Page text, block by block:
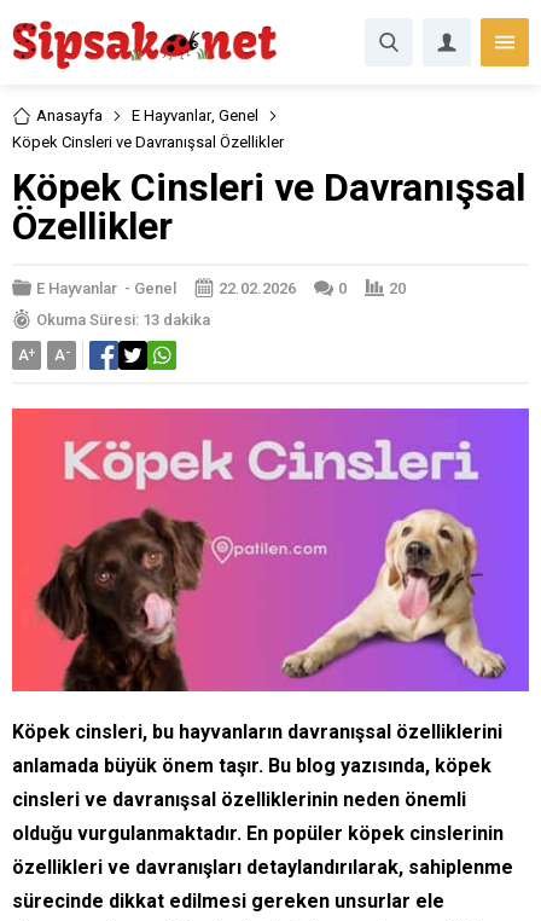
Anasayfa E Hayvanlar, Genel
Köpek Cinsleri ve Davranışsal Özellikler
Köpek Cinsleri ve Davranışsal
Özellikler
E Hayvanlar - Genel 22.02.2026 0
20
Okuma Süresi: 13 dakika
A+ A-
Köpek cinsleri, bu hayvanların davranışsal özelliklerini
anlamada büyük önem taşır. Bu blog yazısında, köpek
cinsleri ve davranışsal özelliklerinin neden önemli
olduğu vurgulanmaktadır. En popüler köpek cinslerinin
özellikleri ve davranışları detaylandırılarak, sahiplenme
sürecinde dikkat edilmesi gereken unsurlar ele